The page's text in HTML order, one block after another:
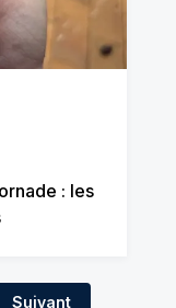
: les
Suivant